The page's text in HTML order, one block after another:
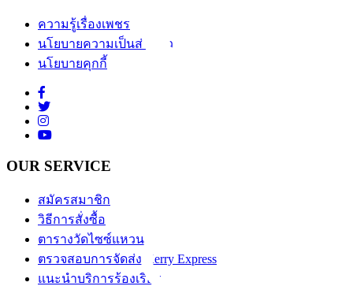
ความรู้เรื่องเพชร
นโยบายความเป็นส่วนตัว
นโยบายคุกกี้
OUR SERVICE
สมัครสมาชิก
วิธีการสั่งซื้อ
ตารางวัดไซซ์แหวน
ตรวจสอบการจัดส่ง Kerry Express
แนะนำบริการร้องเรียน